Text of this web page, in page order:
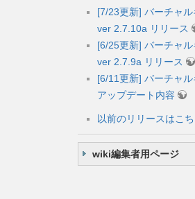
[7/23更新] バーチャル
ver 2.7.10a リリース
[6/25更新] バーチャル
ver 2.7.9a リリース
[6/11更新] バーチャル
アップデート内容
以前のリリースはこち
wiki編集者用ページ